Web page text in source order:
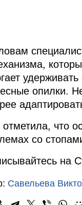
опилки.
отметила, что
со
на
Савельева